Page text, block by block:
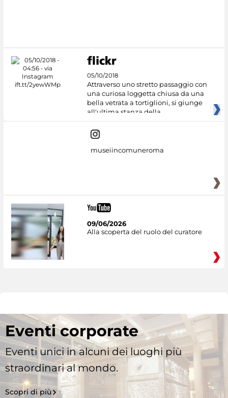
05/10/2018
Attraverso uno stretto passaggio con
una curiosa loggetta chiusa da una
bella vetrata a tortiglioni, si giunge
all'ultima stanza della
museiincomuneroma
09/06/2026
Alla scoperta del ruolo del curatore
Eventi corporate
Eventi unici in alcuni dei luoghi più
straordinari al mondo.
Scopri di più